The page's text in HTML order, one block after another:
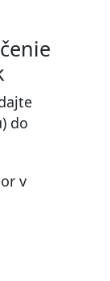
do
v